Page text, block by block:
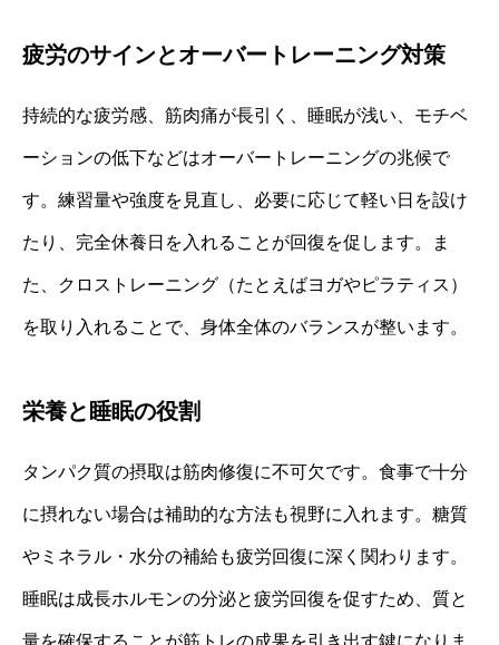
疲労のサインとオーバートレーニング対策
持続的な疲労感、筋肉痛が長引く、睡眠が浅い、モチベ
ーションの低下などはオーバートレーニングの兆候で
す。練習量や強度を見直し、必要に応じて軽い日を設け
たり、完全休養日を入れることが回復を促します。ま
た、クロストレーニング（たとえばヨガやピラティス）
を取り入れることで、身体全体のバランスが整います。
栄養と睡眠の役割
タンパク質の摂取は筋肉修復に不可欠です。食事で十分
に摂れない場合は補助的な方法も視野に入れます。糖質
やミネラル・水分の補給も疲労回復に深く関わります。
睡眠は成長ホルモンの分泌と疲労回復を促すため、質と